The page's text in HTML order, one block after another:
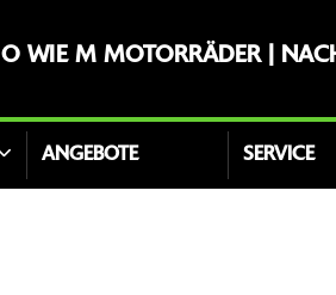
O WIE M MOTORRÄDER |
ANGEBOTE SERVICE